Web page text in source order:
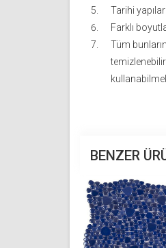
Tarihi
Farklı
Tüm
temizlenebilir
BENZER